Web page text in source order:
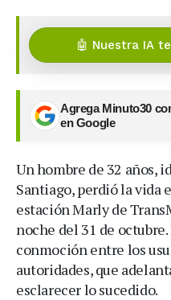
🤖 Nuestra IA
Agrega Minuto30
en Google
Un hombre de 32 años,
Santiago, perdió la vida
estación Marly de
noche del 31 de
conmoción entre los
autoridades, que
esclarecer lo sucedido.